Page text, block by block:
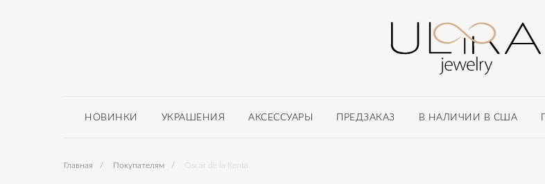
НОВИНКИ УКРАШЕНИЯ АКСЕССУАРЫ ПРЕДЗАКАЗ В НАЛИЧИИ В США
Главная / Покупателям / Oscar de la Renta